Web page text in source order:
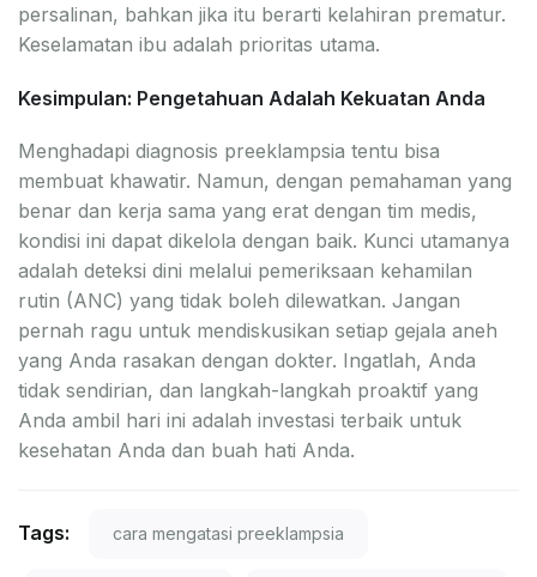
persalinan, bahkan jika itu berarti kelahiran prematur.
Keselamatan ibu adalah prioritas utama.
Kesimpulan: Pengetahuan Adalah Kekuatan Anda
Menghadapi diagnosis preeklampsia tentu bisa
membuat khawatir. Namun, dengan pemahaman yang
benar dan kerja sama yang erat dengan tim medis,
kondisi ini dapat dikelola dengan baik. Kunci utamanya
adalah deteksi dini melalui pemeriksaan kehamilan
rutin (ANC) yang tidak boleh dilewatkan. Jangan
pernah ragu untuk mendiskusikan setiap gejala aneh
yang Anda rasakan dengan dokter. Ingatlah, Anda
tidak sendirian, dan langkah-langkah proaktif yang
Anda ambil hari ini adalah investasi terbaik untuk
kesehatan Anda dan buah hati Anda.
Tags: cara mengatasi preeklampsia